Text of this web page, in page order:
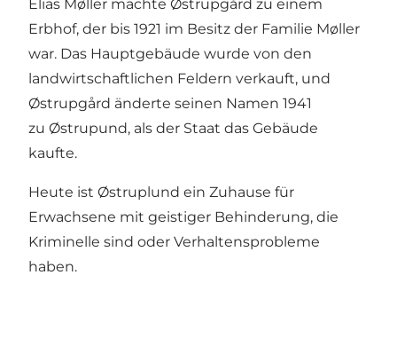
Elias Møller machte Østrupgård zu einem
Erbhof, der bis 1921 im Besitz der Familie Møller
war. Das Hauptgebäude wurde von den
landwirtschaftlichen Feldern verkauft, und
Østrupgård änderte seinen Namen 1941
zu Østrupund, als der Staat das Gebäude
kaufte.
Heute ist Østruplund ein Zuhause für
Erwachsene mit geistiger Behinderung, die
Kriminelle sind oder Verhaltensprobleme
haben.